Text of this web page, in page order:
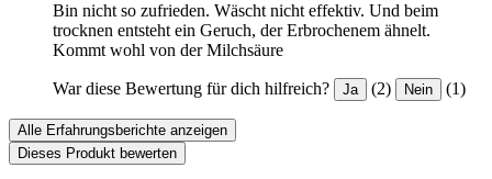
Bin nicht so zufrieden. Wäscht nicht effektiv. Und beim
trocknen entsteht ein Geruch, der Erbrochenem ähnelt.
Kommt wohl von der Milchsäure
War diese Bewertung für dich hilfreich? Ja (2) Nein (1)
Alle Erfahrungsberichte anzeigen
Dieses Produkt bewerten